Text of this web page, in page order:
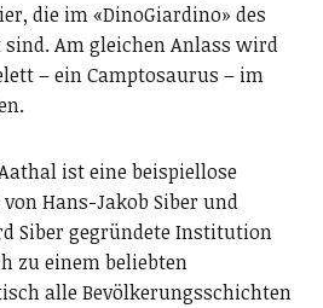
die im «DinoGiardino» des
Am gleichen Anlass wird
– ein Camptosaurus – im
ist eine beispiellose
Hans-Jakob Siber und
Siber gegründete Institution
zu einem beliebten
alle Bevölkerungsschichten